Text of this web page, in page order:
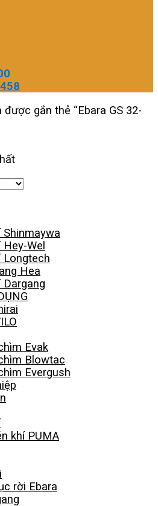
được gắn thẻ “Ebara GS 32-
Hey-Wel
Longtech
Hea
Dargang
Evak
Blowtac
Evergush
khí PUMA
rời Ebara